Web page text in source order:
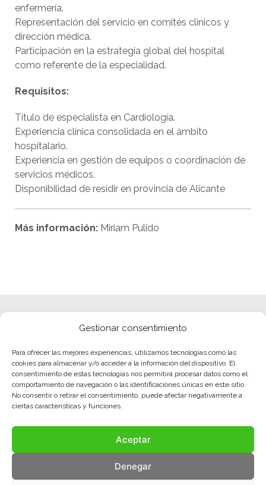
Gestionar consentimiento
Para ofrecer las mejores experiencias, utilizamos tecnologías como las
cookies para almacenar y/o acceder a la información del dispositivo. El
consentimiento de estas tecnologías nos permitirá procesar datos como el
comportamiento de navegación o las identificaciones únicas en este sitio.
No consentir o retirar el consentimiento, puede afectar negativamente a
ciertas características y funciones.
Aceptar
Denegar
enfermería.
Representación del servicio en comités clínicos y
dirección médica.
Participación en la estrategia global del hospital
como referente de la especialidad.
Requisitos:
Título de especialista en Cardiología.
Experiencia clínica consolidada en el ámbito
hospitalario.
Experiencia en gestión de equipos o coordinación de
servicios médicos.
Disponibilidad de residir en provincia de Alicante
Más información: Miriam Pulido